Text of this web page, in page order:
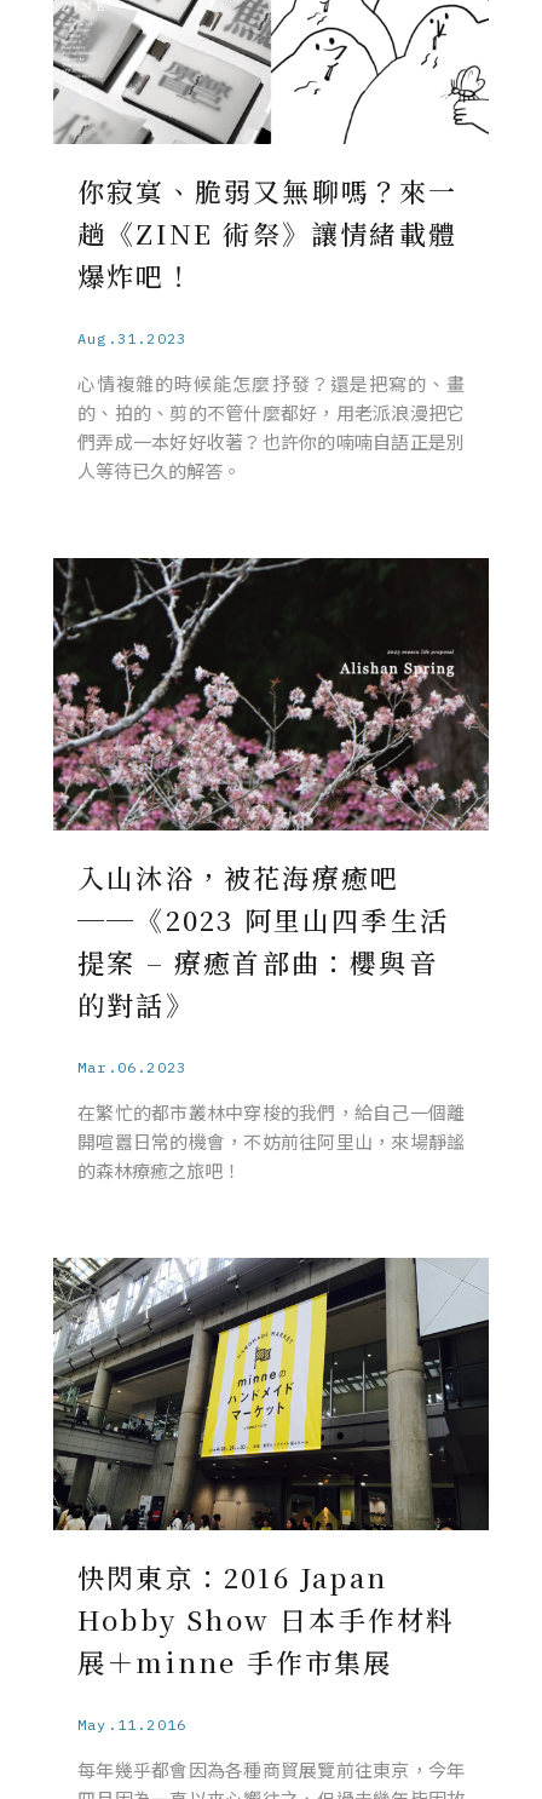
你寂寞、脆弱又無聊嗎？來一
趟《ZINE 術祭》讓情緒載體
爆炸吧！
Aug.31.2023
心情複雜的時候能怎麼抒發？還是把寫的、畫
的、拍的、剪的不管什麼都好，用老派浪漫把它
們弄成一本好好收著？也許你的喃喃自語正是別
人等待已久的解答。
入山沐浴，被花海療癒吧
──《2023 阿里山四季生活
提案 – 療癒首部曲：櫻與音
的對話》
Mar.06.2023
在繁忙的都市叢林中穿梭的我們，給自己一個離
開喧囂日常的機會，不妨前往阿里山，來場靜謐
的森林療癒之旅吧！
快閃東京：2016 Japan
Hobby Show 日本手作材料
展＋minne 手作市集展
May.11.2016
每年幾乎都會因為各種商貿展覽前往東京，今年